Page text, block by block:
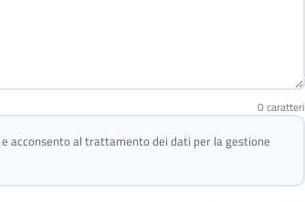
0caratteri
e acconsento al trattamento dei dati per la gestione